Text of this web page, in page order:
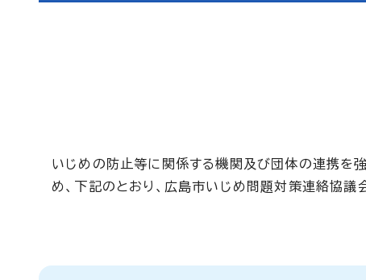
いじめの防止等に関係する機関及び団体の連携を
め、下記のとおり、広島市いじめ問題対策連絡協議